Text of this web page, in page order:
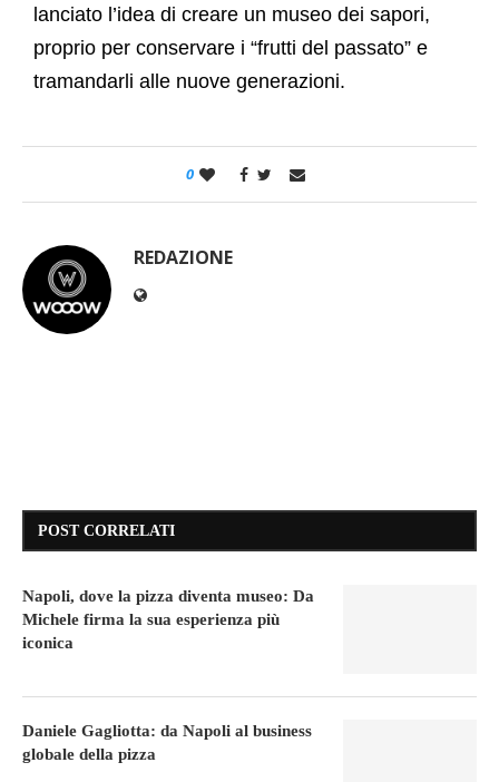
lanciato l’idea di creare un museo dei sapori,
proprio per conservare i “frutti del passato” e
tramandarli alle nuove generazioni.
0
REDAZIONE
POST CORRELATI
Napoli, dove la pizza diventa museo: Da
Michele firma la sua esperienza più
iconica
Daniele Gagliotta: da Napoli al business
globale della pizza